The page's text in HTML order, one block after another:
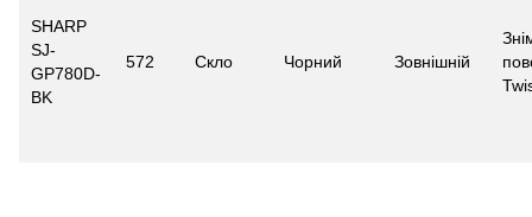
SHARP
SJ-
GP780D-
BK
572 Скло Чорний Зовнішній